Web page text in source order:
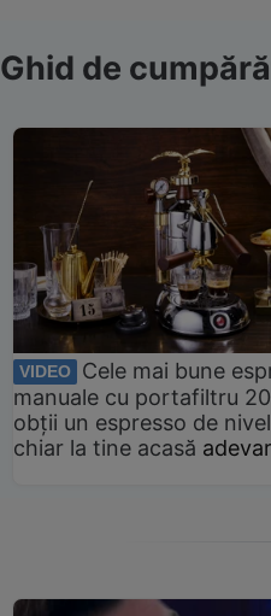
Ghid de
VIDEO
Cele mai bune
manuale cu portafiltru
obții un espresso de
chiar la tine acasă